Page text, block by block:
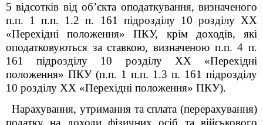
5 відсотків від об’єкта оподаткування, визначеного
п.п. 1 п.п. 1.2 п. 161
підрозділу 10 розділу XX
«Перехідні положення» ПКУ, крім доходів, які
оподатковуються за ставкою, визначеною п.п.4п.
161
підрозділу 10 розділу XX «Перехідні
положення» ПКУ (п.п. 1 п.п. 1.3 п. 161 підрозділу
10 розділу XX «Перехідні положення» ПКУ).
Нарахування, утримання та сплата (перерахування)
податку на доходи фізичних осіб та військового